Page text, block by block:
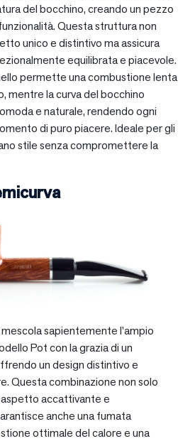
del bocchino, creando un pezzo
Questa struttura non
unico e distintivo ma assicura
equilibrata e piacevole.
permette una combustione lenta
mentre la curva del bocchino
e naturale, rendendo ogni
di puro piacere. Ideale per gli
stile senza compromettere la
sapientemente l’ampio
Pot con la grazia di un
un design distintivo e
Questa combinazione non solo
accattivante e
anche una fumata
ottimale del calore e una